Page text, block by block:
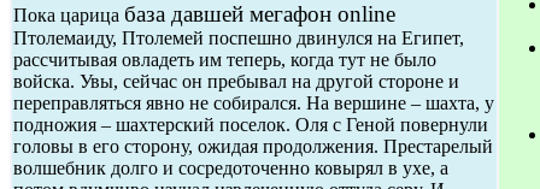
Пока царица база давшей мегафон online
Птолемаиду, Птолемей поспешно двинулся на Египет,
рассчитывая овладеть им теперь, когда тут не было
войска. Увы, сейчас он пребывал на другой стороне и
переправляться явно не собирался. На вершине – шахта, у
подножия – шахтерский поселок. Оля с Геной повернули
головы в его сторону, ожидая продолжения. Престарелый
волшебник долго и сосредоточенно ковырял в ухе, а